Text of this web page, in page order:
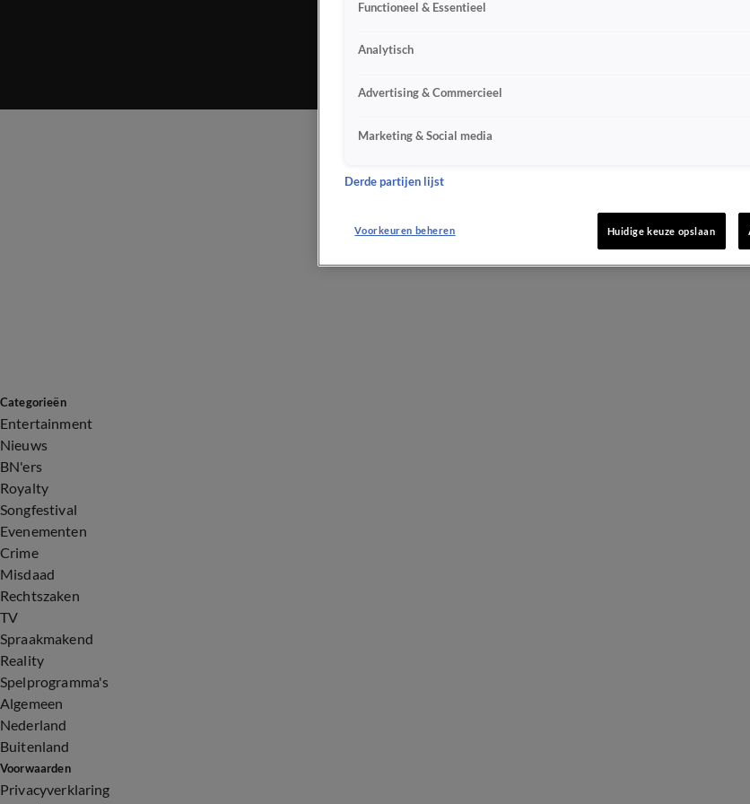
Categorieën
Entertainment
Nieuws
BN'ers
Royalty
Songfestival
Evenementen
Crime
Misdaad
Rechtszaken
TV
Spraakmakend
Reality
Spelprogramma's
Algemeen
Nederland
Buitenland
Voorwaarden
Privacyverklaring
Functioneel & Essentieel
Analytisch
Advertising & Commercieel
Marketing & Social media
Derde partijen lijst
Voorkeuren beheren Huidige keuze opslaan